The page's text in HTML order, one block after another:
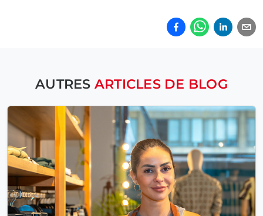
AUTRES ARTICLES DE BLOG